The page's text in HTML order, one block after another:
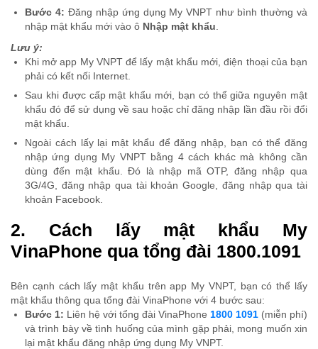
Bước 4: Đăng nhập ứng dụng My VNPT như bình thường và
nhập mật khẩu mới vào ô Nhập mật khẩu.
Lưu ý:
Khi mở app My VNPT để lấy mật khẩu mới, điện thoại của bạn
phải có kết nối Internet.
Sau khi được cấp mật khẩu mới, bạn có thể giữa nguyên mật
khẩu đó để sử dụng về sau hoặc chỉ đăng nhập lần đầu rồi đổi
mật khẩu.
Ngoài cách lấy lại mật khẩu để đăng nhập, bạn có thể đăng
nhập ứng dụng My VNPT bằng 4 cách khác mà không cần
dùng đến mật khẩu. Đó là nhập mã OTP, đăng nhập qua
3G/4G, đăng nhập qua tài khoản Google, đăng nhập qua tài
khoản Facebook.
2. Cách lấy mật khẩu My
VinaPhone qua tổng đài 1800.1091
Bên cạnh cách lấy mật khẩu trên app My VNPT, bạn có thể lấy
mật khẩu thông qua tổng đài VinaPhone với 4 bước sau:
Bước 1: Liên hệ với tổng đài VinaPhone 1800 1091 (miễn phí)
và trình bày về tình huống của mình gặp phải, mong muốn xin
lại mật khẩu đăng nhập ứng dụng My VNPT.